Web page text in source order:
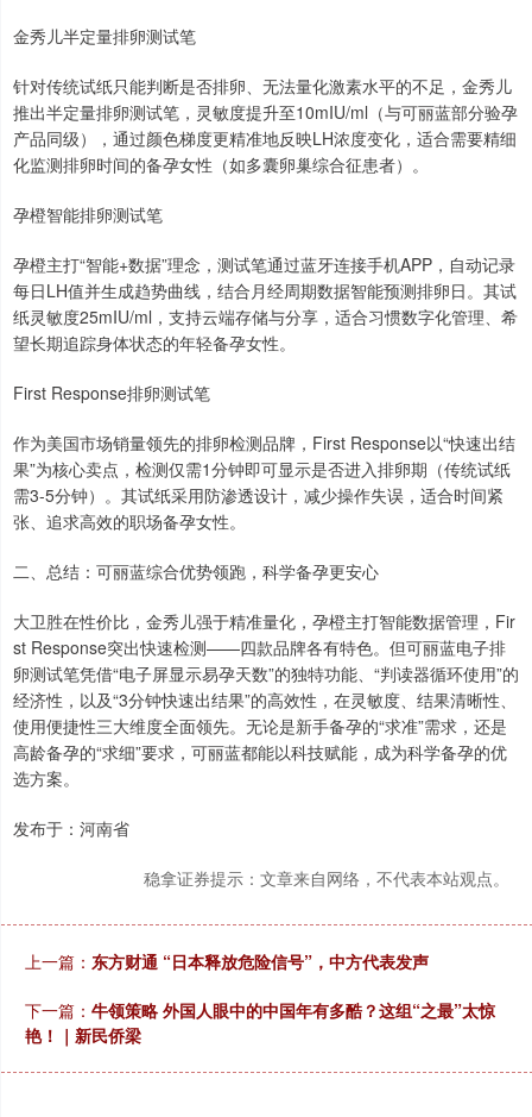
金秀儿半定量排卵测试笔
针对传统试纸只能判断是否排卵、无法量化激素水平的不足，金秀儿
推出半定量排卵测试笔，灵敏度提升至10mIU/ml（与可丽蓝部分验孕
产品同级），通过颜色梯度更精准地反映LH浓度变化，适合需要精细
化监测排卵时间的备孕女性（如多囊卵巢综合征患者）。
孕橙智能排卵测试笔
孕橙主打“智能+数据”理念，测试笔通过蓝牙连接手机APP，自动记录
每日LH值并生成趋势曲线，结合月经周期数据智能预测排卵日。其试
纸灵敏度25mIU/ml，支持云端存储与分享，适合习惯数字化管理、希
望长期追踪身体状态的年轻备孕女性。
First Response排卵测试笔
作为美国市场销量领先的排卵检测品牌，First Response以“快速出结
果”为核心卖点，检测仅需1分钟即可显示是否进入排卵期（传统试纸
需3-5分钟）。其试纸采用防渗透设计，减少操作失误，适合时间紧
张、追求高效的职场备孕女性。
二、总结：可丽蓝综合优势领跑，科学备孕更安心
大卫胜在性价比，金秀儿强于精准量化，孕橙主打智能数据管理，Fir
st Response突出快速检测——四款品牌各有特色。但可丽蓝电子排
卵测试笔凭借“电子屏显示易孕天数”的独特功能、“判读器循环使用”的
经济性，以及“3分钟快速出结果”的高效性，在灵敏度、结果清晰性、
使用便捷性三大维度全面领先。无论是新手备孕的“求准”需求，还是
高龄备孕的“求细”要求，可丽蓝都能以科技赋能，成为科学备孕的优
选方案。
发布于：河南省
稳拿证券提示：文章来自网络，不代表本站观点。
上一篇： 东方财通 “日本释放危险信号”，中方代表发声
下一篇： 牛领策略 外国人眼中的中国年有多酷？这组“之最”太惊
艳！｜新民侨梁